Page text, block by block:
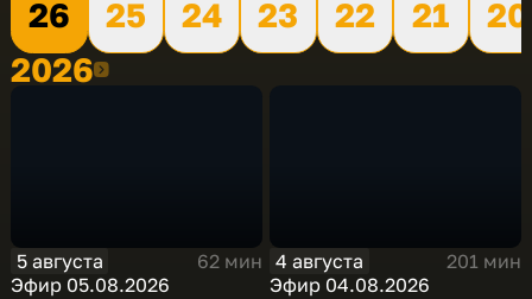
26
25 24 23 22 21
20
20262026
5 августа
62 мин
Эфир 05.08.2026
4 августа
201 мин
Эфир 04.08.2026